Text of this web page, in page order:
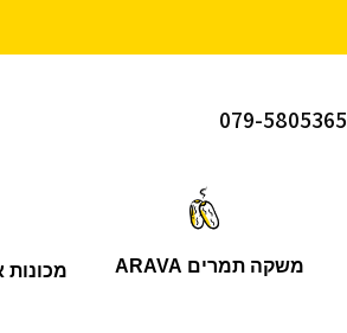
079-5805365
משקה תמרים ARAVA מכונות